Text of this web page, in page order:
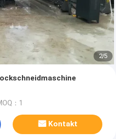
2/5
：1
Kontakt